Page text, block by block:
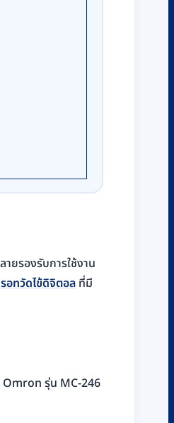
รองรับการใช้งาน
อทวัดไข้ดิจิตอล ที่มี
Omron รุ่น MC-246